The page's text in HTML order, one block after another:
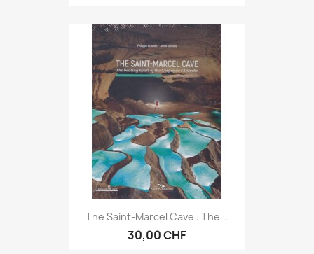
The Saint-Marcel Cave : The...
30,00 CHF